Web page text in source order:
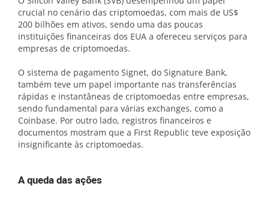
crucial no cenário das criptomoedas, com mais de US$
200 bilhões em ativos, sendo uma das poucas
instituições financeiras dos EUA a ofereceu serviços para
empresas de criptomoedas.
O sistema de pagamento Signet, do Signature Bank,
também teve um papel importante nas transferências
rápidas e instantâneas de criptomoedas entre empresas,
sendo fundamental para várias exchanges, como a
Coinbase. Por outro lado, registros financeiros e
documentos mostram que a First Republic teve exposição
insignificante às criptomoedas.
A queda das ações